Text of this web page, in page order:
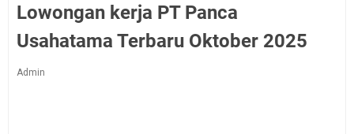
Lowongan kerja PT Panca
Usahatama Terbaru Oktober 2025
Admin